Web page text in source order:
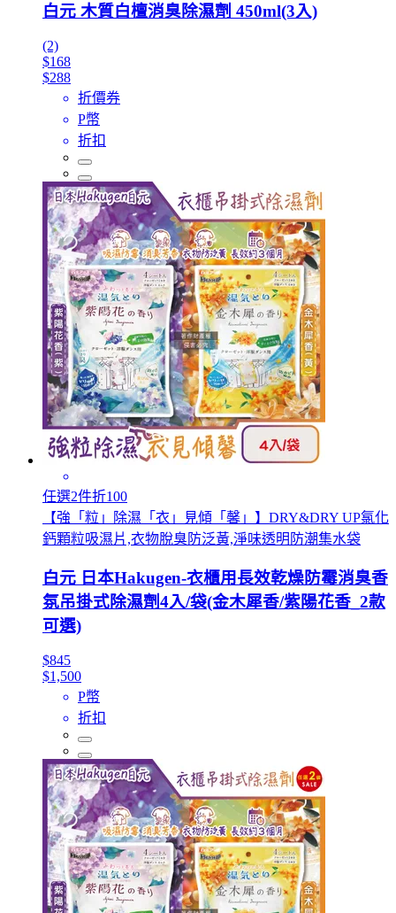
白元 木質白檀消臭除濕劑 450ml(3入)
(2)
$168
$288
折價券
P幣
折扣
任選2件折100
【強「粒」除濕「衣」見傾「馨」】DRY&DRY UP氯化
鈣顆粒吸濕片,衣物脫臭防泛黃,淨味透明防潮集水袋
白元 日本Hakugen-衣櫃用長效乾燥防霉消臭香
氛吊掛式除濕劑4入/袋(金木犀香/紫陽花香_2款
可選)
$845
$1,500
P幣
折扣